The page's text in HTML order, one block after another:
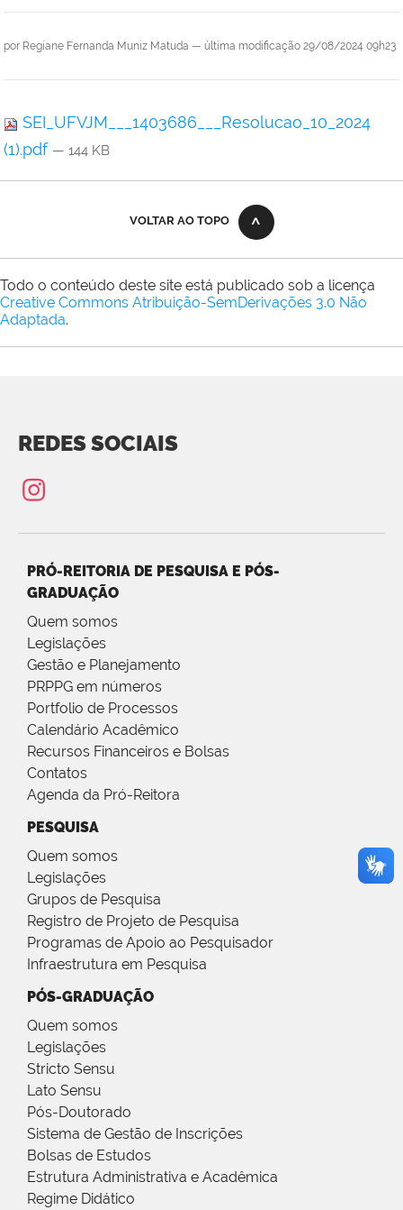
por Regiane Fernanda Muniz Matuda — última modificação 29/08/2024 09h23
SEI_UFVJM___1403686___Resolucao_10_2024
(1).pdf — 144 KB
VOLTAR AO TOPO
Todo o conteúdo deste site está publicado sob a licença
Creative Commons Atribuição-SemDerivações 3.0 Não
Adaptada.
REDES SOCIAIS
PRÓ-REITORIA DE PESQUISA E PÓS-
GRADUAÇÃO
Quem somos
Legislações
Gestão e Planejamento
PRPPG em números
Portfolio de Processos
Calendário Acadêmico
Recursos Financeiros e Bolsas
Contatos
Agenda da Pró-Reitora
PESQUISA
Quem somos
Legislações
Grupos de Pesquisa
Registro de Projeto de Pesquisa
Programas de Apoio ao Pesquisador
Infraestrutura em Pesquisa
PÓS-GRADUAÇÃO
Quem somos
Legislações
Stricto Sensu
Lato Sensu
Pós-Doutorado
Sistema de Gestão de Inscrições
Bolsas de Estudos
Estrutura Administrativa e Acadêmica
Regime Didático